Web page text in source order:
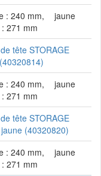
: 240 mm,
271 mm
jaune
tête STORAGE
: 240 mm,
271 mm
jaune
tête STORAGE
jaune (40320820)
: 240 mm,
271 mm
jaune